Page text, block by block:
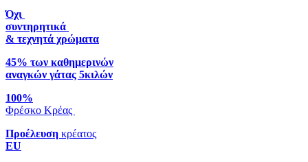
Όχι
συντηρητικά
& τεχνητά χρώματα
45% των καθημερινών
αναγκών γάτας 5κιλών
100%
Φρέσκο Κρέας
Προέλευση κρέατος
EU